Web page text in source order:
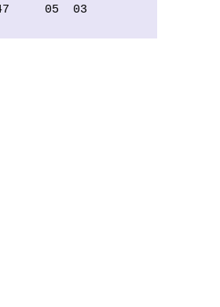
05  03